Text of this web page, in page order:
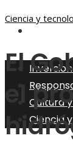
Cultura
Ciencia
Ciencia y
El
el